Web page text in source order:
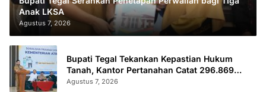
Anak LKSA
Agustus 7, 2026
Bupati Tegal Tekankan Kepastian Hukum
Tanah, Kantor Pertanahan Catat 296.869
Sertifikat Terbit
Agustus 7, 2026